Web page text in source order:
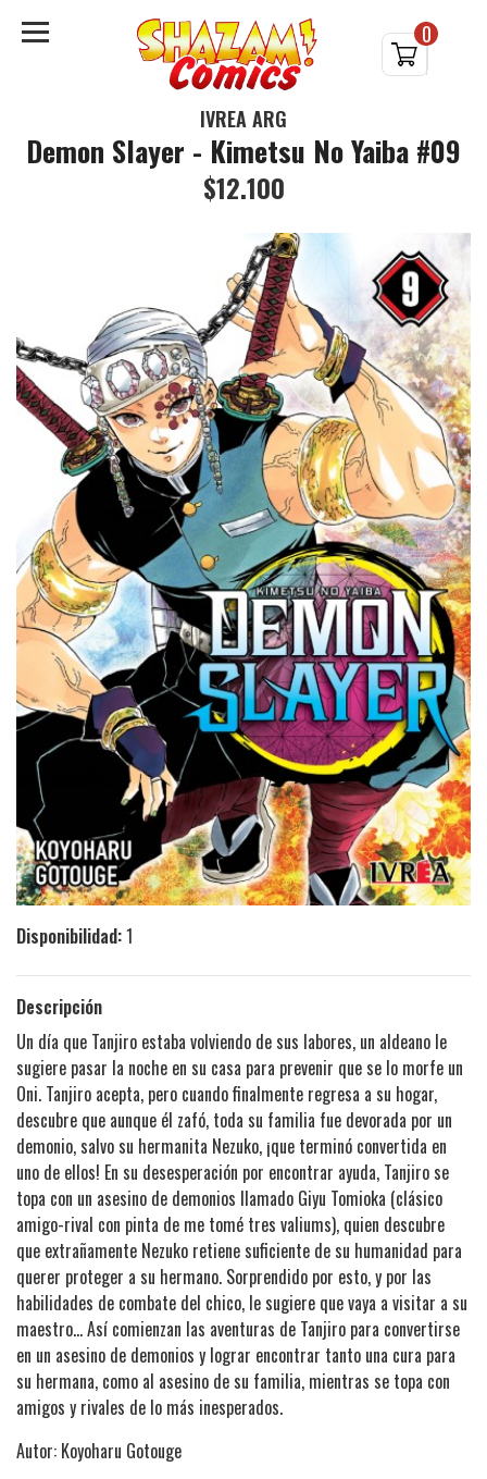
0
IVREA ARG
Demon Slayer - Kimetsu No Yaiba #09
$12.100
Disponibilidad:1
Descripción
Un día que Tanjiro estaba volviendo de sus labores, un aldeano le
sugiere pasar la noche en su casa para prevenir que se lo morfe un
Oni. Tanjiro acepta, pero cuando finalmente regresa a su hogar,
descubre que aunque él zafó, toda su familia fue devorada por un
demonio, salvo su hermanita Nezuko, ¡que terminó convertida en
uno de ellos! En su desesperación por encontrar ayuda, Tanjiro se
topa con un asesino de demonios llamado Giyu Tomioka (clásico
amigo-rival con pinta de me tomé tres valiums), quien descubre
que extrañamente Nezuko retiene suficiente de su humanidad para
querer proteger a su hermano. Sorprendido por esto, y por las
habilidades de combate del chico, le sugiere que vaya a visitar a su
maestro… Así comienzan las aventuras de Tanjiro para convertirse
en un asesino de demonios y lograr encontrar tanto una cura para
su hermana, como al asesino de su familia, mientras se topa con
amigos y rivales de lo más inesperados.
Autor: Koyoharu Gotouge